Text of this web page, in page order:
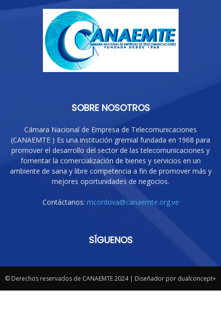
SOBRE NOSOTROS
Cámara Nacional de Empresa de Telecomunicaciones
(CANAEMTE ) Es una institución gremial fundada en 1968 para
promover el desarrollo del sector de las telecomunicaciones y
fomentar la comercialización de bienes y servicios en un
ambiente de sana y libre competencia a fin de promover más y
mejores oportunidades de negocios.
Contáctanos: mcordova@canaemte.org.ve
SÍGUENOS
© Derechos reservados de CANAEMTE 2024 | Diseñador por dualconcept+